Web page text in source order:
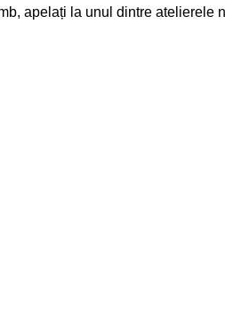
apelați la unul dintre atelierele